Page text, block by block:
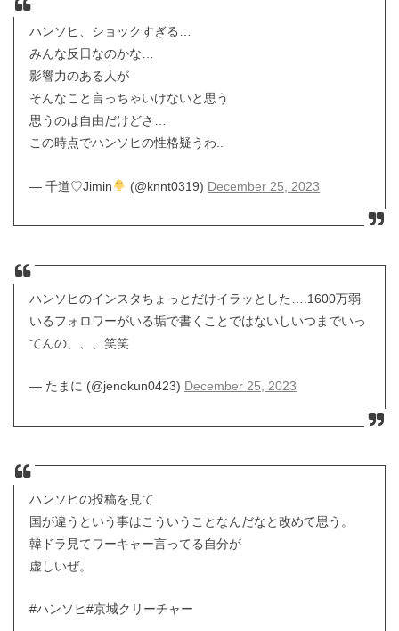
ハンソヒ、ショックすぎる…
みんな反日なのかな…
影響力のある人が
そんなこと言っちゃいけないと思う
思うのは自由だけどさ…
この時点でハンソヒの性格疑うわ..
— 千道♡Jimin (@knnt0319) December 25, 2023
ハンソヒのインスタちょっとだけイラッとした….1600万弱
いるフォロワーがいる垢で書くことではないしいつまでいっ
てんの、、、笑笑
— たまに (@jenokun0423) December 25, 2023
ハンソヒの投稿を見て
国が違うという事はこういうことなんだなと改めて思う。
韓ドラ見てワーキャー言ってる自分が
虚しいぜ。
#ハンソヒ#京城クリーチャー